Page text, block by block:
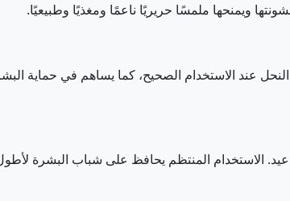
ويمنحها ملمسًا حريريًا ناعمًا ومغذيًا وطبيعيًا.
عند الاستخدام الصحيح، كما يساهم في حماية
الاستخدام المنتظم يحافظ على شباب البشرة